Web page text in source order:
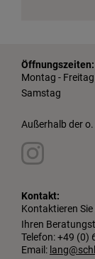
Öffnungszeiten:
Montag - Freitag
Samstag
Außerhalb der
Kontakt:
Kontaktieren
Ihren
Telefon: +49 (0)
Email: